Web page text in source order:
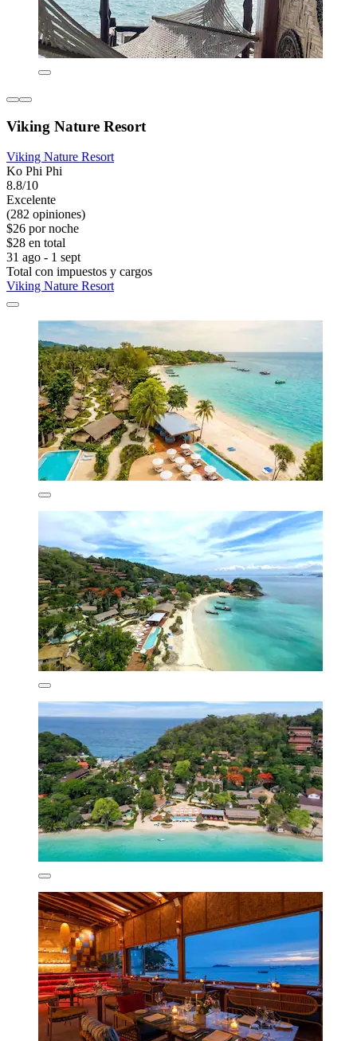
Viking Nature Resort
Viking Nature Resort
Ko Phi Phi
8.8/10
Excelente
(282 opiniones)
$26 por noche
$28 en total
31 ago - 1 sept
Total con impuestos y cargos
Viking Nature Resort